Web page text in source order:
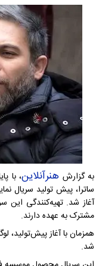
به گزارش هنرآنلاین، با
ساترا، پیش تولید سریال
آغاز شد.‌ تهیه‌کنندگی این
مشترک به عهده دارند.
همزمان با آغاز پیش‌تولید،
شد.